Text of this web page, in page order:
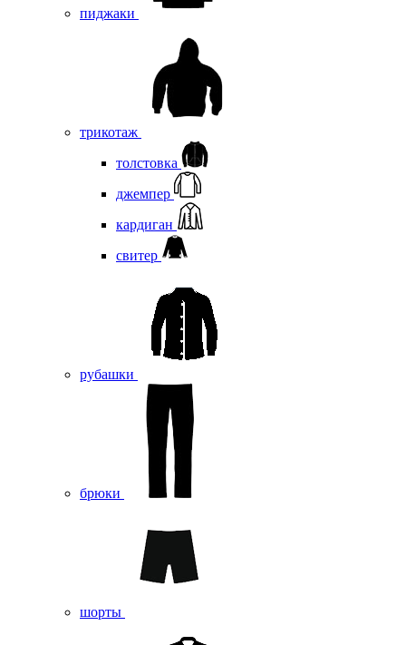
пиджаки
трикотаж
толстовка
джемпер
кардиган
свитер
рубашки
брюки
шорты